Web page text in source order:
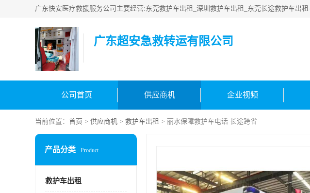
广东超安急救转运有限公司
公司首页 供应商机 企业视频
当前位置： 首页 > 供应商机 > 救护车出租 > 丽水保障救护车电话 长途跨省
产品分类 Product
救护车出租